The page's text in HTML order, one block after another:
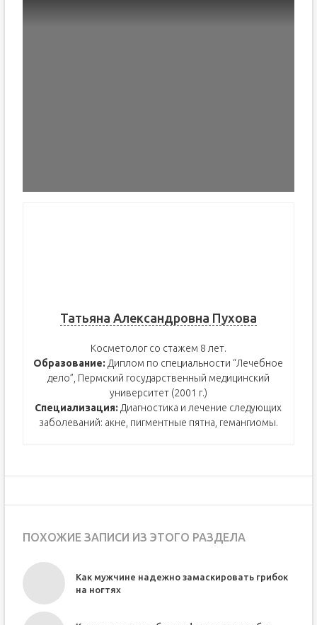
Татьяна Александровна Пухова
Косметолог со стажем 8 лет.
Образование: Диплом по специальности “Лечебное
дело”, Пермский государственный медицинский
университет (2001 г.)
Специализация: Диагностика и лечение следующих
заболеваний: акне, пигментные пятна, гемангиомы.
ПОХОЖИЕ ЗАПИСИ ИЗ ЭТОГО РАЗДЕЛА
Как мужчине надежно замаскировать грибок
на ногтях